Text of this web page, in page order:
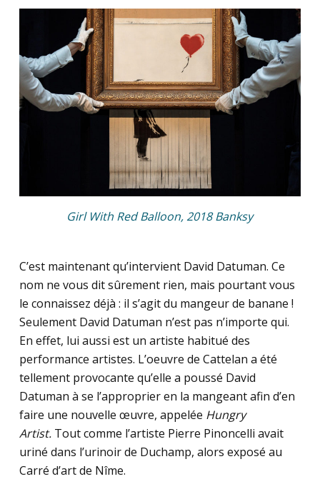
Girl With Red Balloon, 2018 Banksy
C’est maintenant qu’intervient David Datuman. Ce
nom ne vous dit sûrement rien, mais pourtant vous
le connaissez déjà : il s’agit du mangeur de banane !
Seulement David Datuman n’est pas n’importe qui.
En effet, lui aussi est un artiste habitué des
performance artistes. L’oeuvre de Cattelan a été
tellement provocante qu’elle a poussé David
Datuman à se l’approprier en la mangeant afin d’en
faire une nouvelle œuvre, appelée Hungry
Artist. Tout comme l’artiste Pierre Pinoncelli avait
uriné dans l’urinoir de Duchamp, alors exposé au
Carré d’art de Nîme.